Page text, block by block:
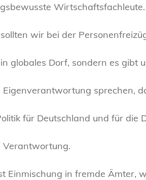
Wirtschaftsfachleute.
wir bei der
globales Dorf, sondern es gibt
sprechen,
für Deutschland und für die
Verantwortung.
Einmischung in fremde Ämter,